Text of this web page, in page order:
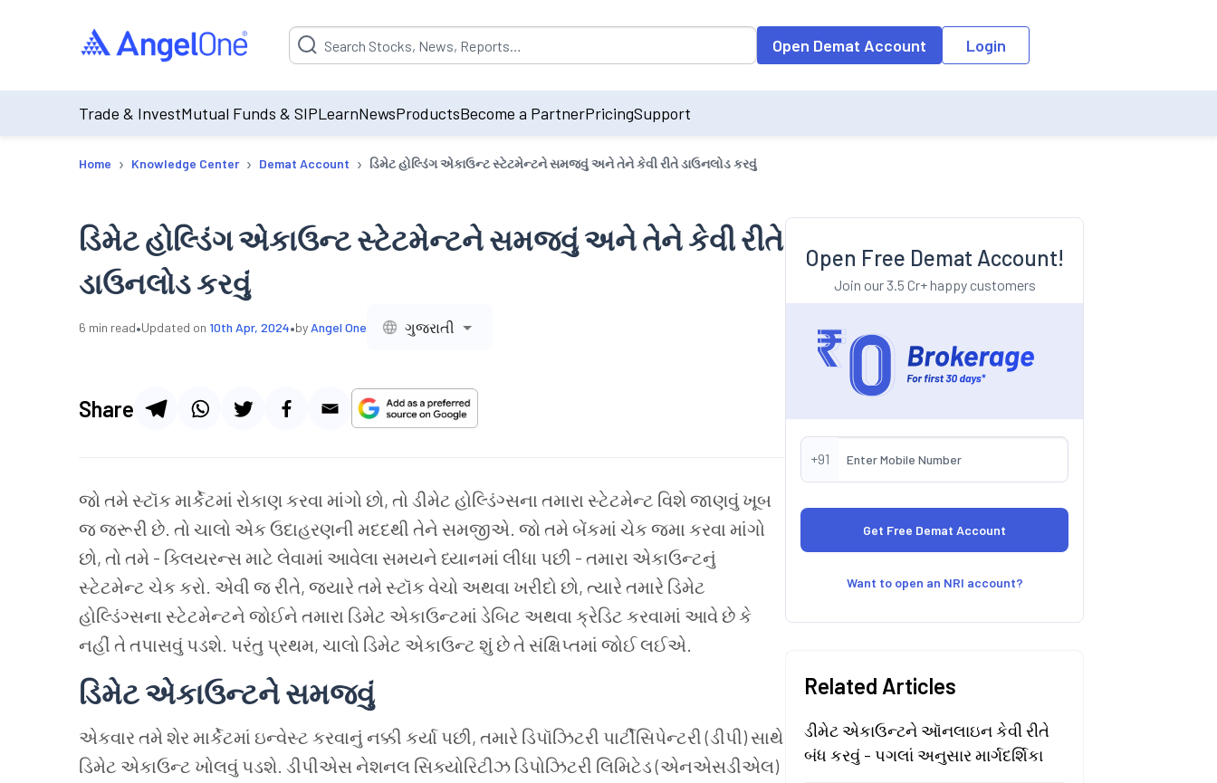
Suggestion will be populated by default on accessing the input field. On entering data into the input field, the suggestion list will be updated as per the
Open Demat Account Login
Trade & InvestMutual Funds & SIPLearnNewsProductsBecome a PartnerPricingSupport
Home › Knowledge Center › Demat Account › ડિમેટ હોલ્ડિંગ એકાઉન્ટ સ્ટેટમેન્ટને સમજવું અને તેને કેવી રીતે ડાઉનલોડ કરવું
ડિમેટ હોલ્ડિંગ એકાઉન્ટ સ્ટેટમેન્ટને સમજવું અને તેને કેવી રીતે
ડાઉનલોડ કરવું
6 min read•Updated on 10th Apr, 2024•by Angel One ગુજરાતી
Share
જો તમે સ્ટૉક માર્કેટમાં રોકાણ કરવા માંગો છો, તો ડીમેટ હોલ્ડિંગ્સના તમારા સ્ટેટમેન્ટ વિશે જાણવું ખૂબ
જ જરૂરી છે. તો ચાલો એક ઉદાહરણની મદદથી તેને સમજીએ. જો તમે બેંકમાં ચેક જમા કરવા માંગો
છો, તો તમે - ક્લિયરન્સ માટે લેવામાં આવેલા સમયને ધ્યાનમાં લીધા પછી - તમારા એકાઉન્ટનું
સ્ટેટમેન્ટ ચેક કરો. એવી જ રીતે, જ્યારે તમે સ્ટૉક વેચો અથવા ખરીદો છો, ત્યારે તમારે ડિમેટ
હોલ્ડિંગ્સના સ્ટેટમેન્ટને જોઈને તમારા ડિમેટ એકાઉન્ટમાં ડેબિટ અથવા ક્રેડિટ કરવામાં આવે છે કે
નહીં તે તપાસવું પડશે. પરંતુ પ્રથમ, ચાલો ડિમેટ એકાઉન્ટ શું છે તે સંક્ષિપ્તમાં જોઈ લઈએ.
ડિમેટએકાઉન્ટનેસમજવું
એકવાર તમે શેર માર્કેટમાં ઇન્વેસ્ટ કરવાનું નક્કી કર્યા પછી, તમારે ડિપૉઝિટરી પાર્ટીસિપેન્ટરી (ડીપી) સાથે
ડિમેટ એકાઉન્ટ ખોલવું પડશે. ડીપીએસ નેશનલ સિક્યોરિટીઝ ડિપોઝિટરી લિમિટેડ (એનએસડીએલ)
Open Free Demat Account!
Join our 3.5 Cr+ happy customers
+91
Want to open an NRI account?
Related Articles
ડીમેટ એકાઉન્ટને ઑનલાઇન કેવી રીતે
બંધ કરવું - પગલાં અનુસાર માર્ગદર્શિકા